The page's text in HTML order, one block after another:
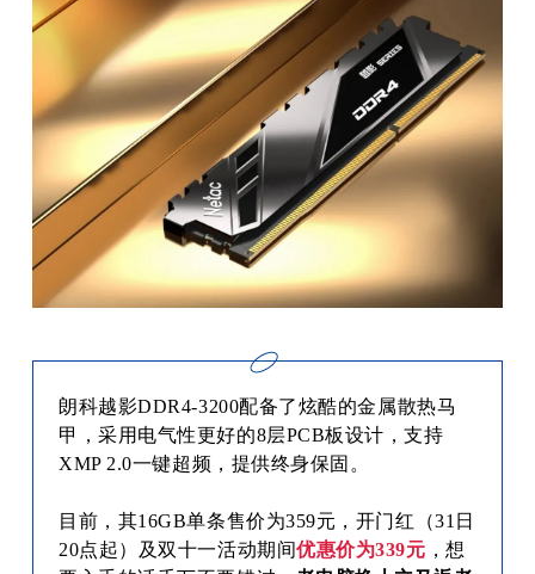
朗科越影DDR4-3200配备了炫酷的金属散热马
甲，采用电气性更好的8层PCB板设计，支持
XMP 2.0一键超频，提供终身保固。
目前，其16GB单条售价为359元，开门红（31日
20点起）及双十一活动期间优惠价为339元 ，想